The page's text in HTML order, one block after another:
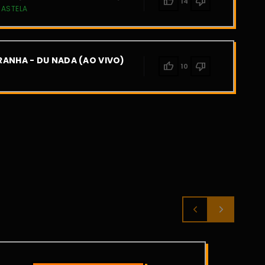
- DU NADA (AO VIVO) thumb_up 10 thumb_down